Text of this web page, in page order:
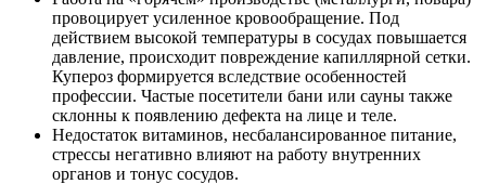
провоцирует усиленное кровообращение. Под
действием высокой температуры в сосудах повышается
давление, происходит повреждение капиллярной сетки.
Купероз формируется вследствие особенностей
профессии. Частые посетители бани или сауны также
склонны к появлению дефекта на лице и теле.
Недостаток витаминов, несбалансированное питание,
стрессы негативно влияют на работу внутренних
органов и тонус сосудов.